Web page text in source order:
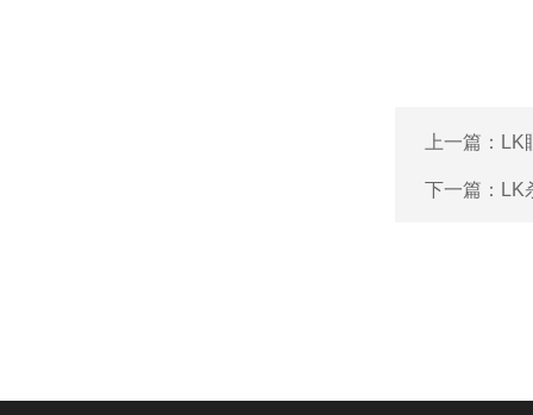
上一篇： LK
下一篇： LK